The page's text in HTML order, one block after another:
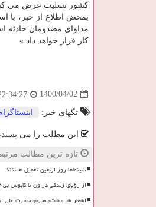
کشور تسلیت عرض می
بمحض اطلاع از خبر، با
مداوای مصدومان حادثه
کار قرار خواهد داد.»
1400/04/02
تگهای خبر:
این مطلب را می
تازه ترین مطالب
سینماها روز اربعین تعطیل هستند
از رؤیای زندگی در ون تا کابوس بی
اشعار شب هفتم محرم، حضرت علی